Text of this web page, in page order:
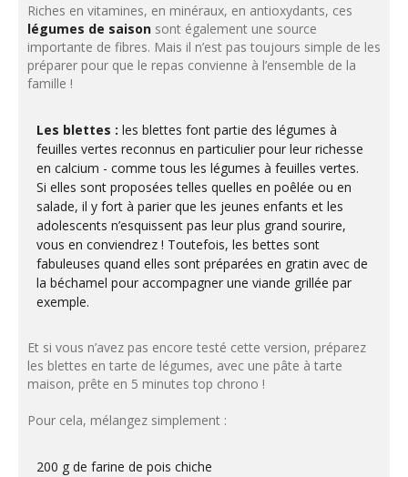
Riches en vitamines, en minéraux, en antioxydants, ces
légumes de saison sont également une source
importante de fibres. Mais il n’est pas toujours simple de les
préparer pour que le repas convienne à l’ensemble de la
famille !
Les blettes : les blettes font partie des légumes à
feuilles vertes reconnus en particulier pour leur richesse
en calcium - comme tous les légumes à feuilles vertes.
Si elles sont proposées telles quelles en poêlée ou en
salade, il y fort à parier que les jeunes enfants et les
adolescents n’esquissent pas leur plus grand sourire,
vous en conviendrez ! Toutefois, les bettes sont
fabuleuses quand elles sont préparées en gratin avec de
la béchamel pour accompagner une viande grillée par
exemple.
Et si vous n’avez pas encore testé cette version, préparez
les blettes en tarte de légumes, avec une pâte à tarte
maison, prête en 5 minutes top chrono !
Pour cela, mélangez simplement :
200 g de farine de pois chiche